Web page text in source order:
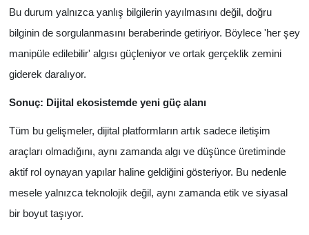
Bu durum yalnızca yanlış bilgilerin yayılmasını değil, doğru
bilginin de sorgulanmasını beraberinde getiriyor. Böylece 'her şey
manipüle edilebilir' algısı güçleniyor ve ortak gerçeklik zemini
giderek daralıyor.
Sonuç: Dijital ekosistemde yeni güç alanı
Tüm bu gelişmeler, dijital platformların artık sadece iletişim
araçları olmadığını, aynı zamanda algı ve düşünce üretiminde
aktif rol oynayan yapılar haline geldiğini gösteriyor. Bu nedenle
mesele yalnızca teknolojik değil, aynı zamanda etik ve siyasal
bir boyut taşıyor.